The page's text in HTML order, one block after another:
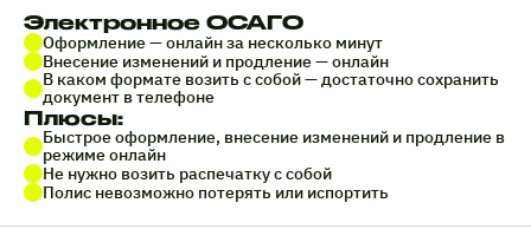
Электронное ОСАГО
Оформление — онлайн за несколько минут
Внесение изменений и продление — онлайн
В каком формате возить с собой — достаточно сохранить
документ в телефоне
Плюсы:
Быстрое оформление, внесение изменений и продление в
режиме онлайн
Не нужно возить распечатку с собой
Полис невозможно потерять или испортить